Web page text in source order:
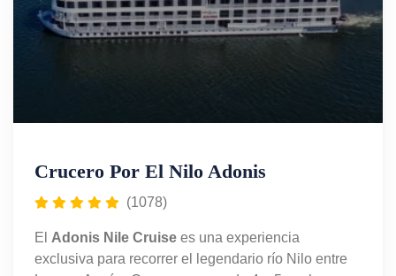
Crucero Por El Nilo Adonis
(1078)
El Adonis Nile Cruise es una experiencia
exclusiva para recorrer el legendario río Nilo entre